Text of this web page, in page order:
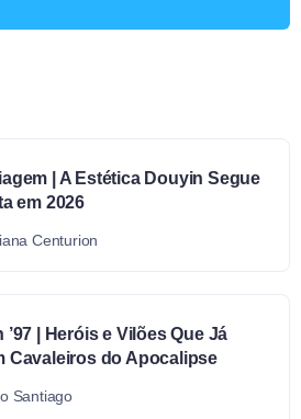
| A Estética Douyin Segue
em 2026
Centurion
’97 | Heróis e Vilões Que Já
Cavaleiros do Apocalipse
Santiago